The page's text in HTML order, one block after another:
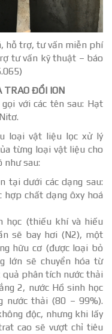
hỗ trợ, tư vấn miễn phí
tư vấn kỹ thuật – báo
TRAO ĐỔI ION
với các tên sau: Hạt
loại vật liệu lọc xử lý
từng loại vật liệu cho
như sau:
tại dưới các dạng sau:
hợp chất dạng ôxy hoá
học (thiếu khí và hiếu
sẽ bay hơi (N2), một
hữu cơ (được loại bỏ
lớn sẽ chuyển hóa từ
phân tích nước thải
2, nước Hồ sinh học
thải (80 – 99%).
độc, nhưng khi lấy
cao sẽ vượt chỉ tiêu